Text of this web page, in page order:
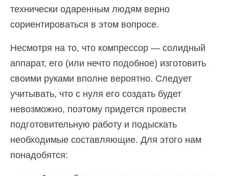
технически одаренным людям верно
сориентироваться в этом вопросе.
Несмотря на то, что компрессор — солидный
аппарат, его (или нечто подобное) изготовить
своими руками вполне вероятно. Следует
учитывать, что с нуля его создать будет
невозможно, поэтому придется провести
подготовительную работу и подыскать
необходимые составляющие. Для этого нам
понадобятся: